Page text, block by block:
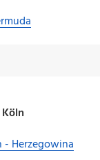
- Herzegowina